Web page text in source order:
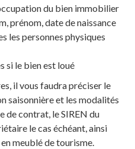
du bien immobilier
prénom, date de naissance
les personnes physiques
si le bien est loué
il vous faudra préciser le
saisonnière et les modalités
de contrat, le SIREN du
le cas échéant, ainsi
meublé de tourisme.